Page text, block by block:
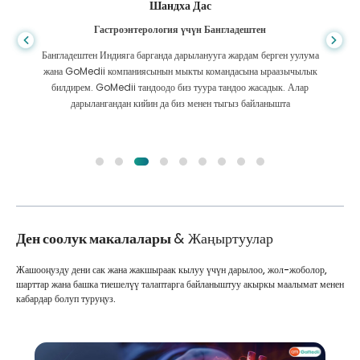
Шандха Дас
Гастроэнтерология үчүн Бангладештен
Бангладештен Индияга барганда дарыланууга жардам берген уулума
жана GoMedii компаниясынын мыкты командасына ыраазычылык
билдирем. GoMedii тандоодо биз туура тандоо жасадык. Алар
дарылангандан кийин да биз менен тыгыз байланышта
Ден соолук макалалары& Жаңыртуулар
Жашооңузду дени сак жана жакшыраак кылуу үчүн дарылоо, жол-жоболор,
шарттар жана башка тиешелүү талаптарга байланыштуу акыркы маалымат менен
кабардар болуп туруңуз.